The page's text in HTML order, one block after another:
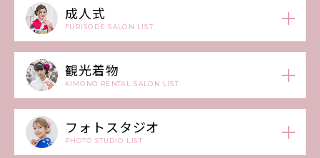
成人式
FURISODE SALON LIST
観光着物
KIMONO RENTAL SALON LIST
フォトスタジオ
PHOTO STUDIO LIST